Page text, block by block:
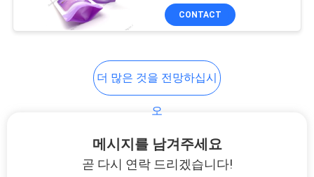
주둥이 주머니 포장
아이들 저항하는 지
CONTACT
더 많은 것을 전망하십시
오
메시지를 남겨주세요
곧 다시 연락 드리겠습니다!